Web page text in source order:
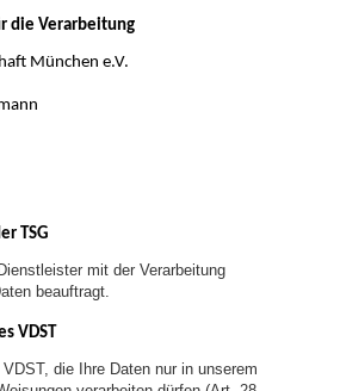
die Verarbeitung
München e.V.
TSG
mit der Verarbeitung
beauftragt.
VDST
die Ihre Daten nur in unserem